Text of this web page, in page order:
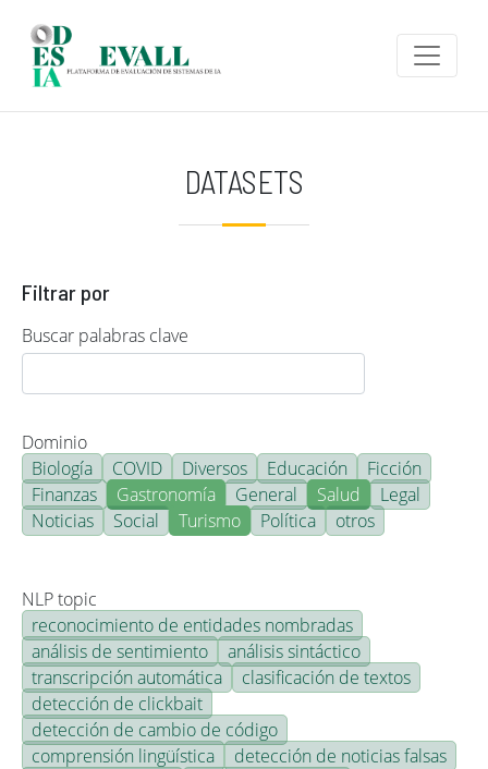
DATASETS
Filtrar por
Buscar palabras clave
Dominio
Biología
COVID Diversos Educación
Ficción
Finanzas
Gastronomía General Salud
Legal
Noticias
Social Turismo Política otros
NLP topic
reconocimiento de entidades nombradas
análisis de sentimiento
análisis sintáctico
transcripción automática
clasificación de textos
detección de clickbait
detección de cambio de código
comprensión lingüística
detección de noticias falsas